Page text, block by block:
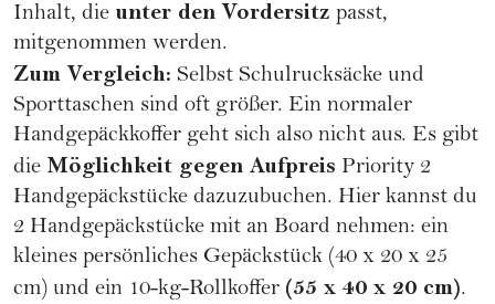
Inhalt, die unter den Vordersitz passt,
mitgenommen werden.
Zum Vergleich: Selbst Schulrucksäcke und
Sporttaschen sind oft größer. Ein normaler
Handgepäckkoffer geht sich also nicht aus. Es gibt
die Möglichkeit gegen Aufpreis Priority 2
Handgepäckstücke dazuzubuchen. Hier kannst du
2 Handgepäckstücke mit an Board nehmen: ein
kleines persönliches Gepäckstück (40 x 20 x 25
cm) und ein 10-kg-Rollkoffer (55 x 40 x 20 cm).